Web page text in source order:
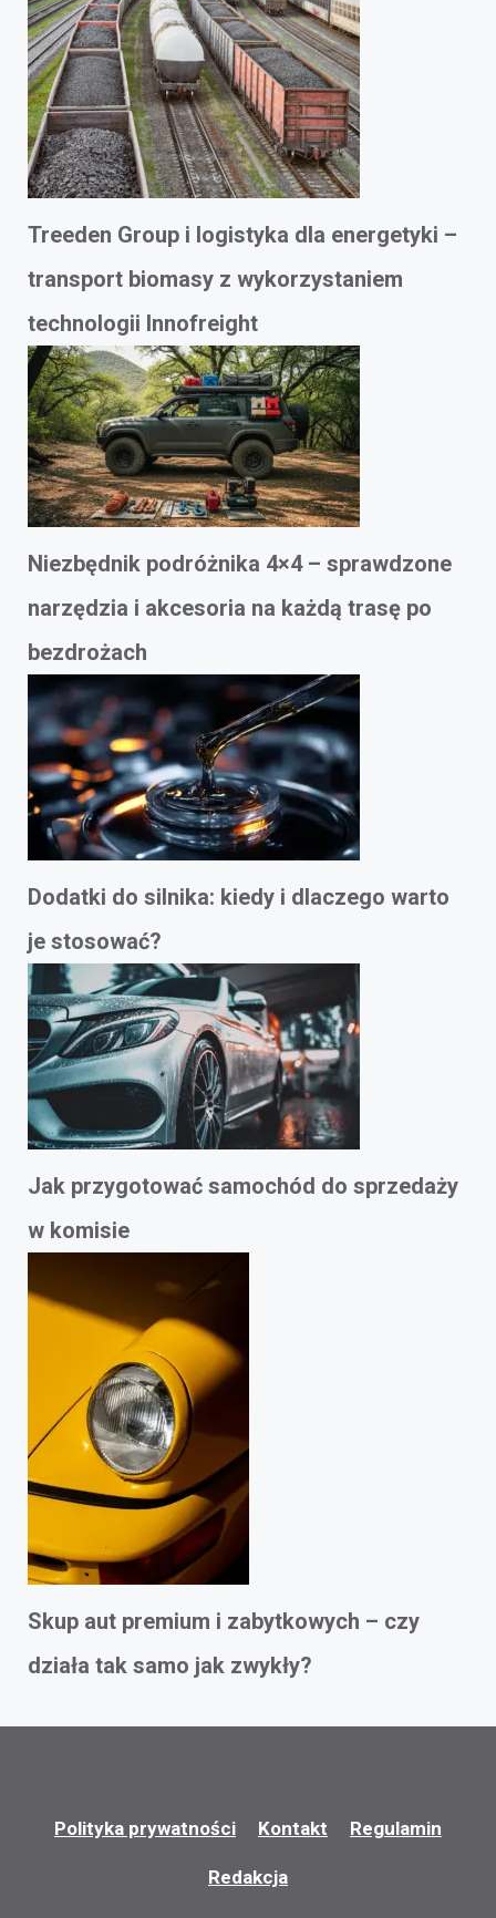
Treeden Group i logistyka dla energetyki –
transport biomasy z wykorzystaniem
technologii Innofreight
Niezbędnik podróżnika 4×4 – sprawdzone
narzędzia i akcesoria na każdą trasę po
bezdrożach
Dodatki do silnika: kiedy i dlaczego warto
je stosować?
Jak przygotować samochód do sprzedaży
w komisie
Skup aut premium i zabytkowych – czy
działa tak samo jak zwykły?
Polityka prywatności Kontakt Regulamin
Redakcja